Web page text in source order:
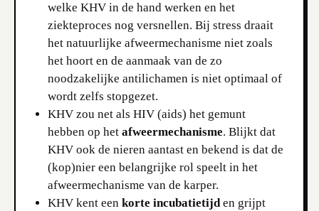
welke KHV in de hand werken en het
ziekteproces nog versnellen. Bij stress draait
het natuurlijke afweermechanisme niet zoals
het hoort en de aanmaak van de zo
noodzakelijke antilichamen is niet optimaal of
wordt zelfs stopgezet.
KHV zou net als HIV (aids) het gemunt
hebben op hetafweermechanisme. Blijkt dat
KHV ook de nieren aantast en bekend is dat de
(kop)nier een belangrijke rol speelt in het
afweermechanisme van de karper.
KHV kent eenkorte incubatietijden grijpt